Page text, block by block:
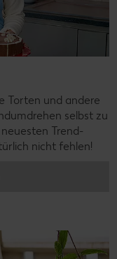
Torten und andere
selbst zu
Trend-
nicht fehlen!